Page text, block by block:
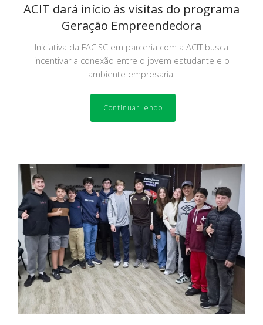
ACIT dará início às visitas do programa
Geração Empreendedora
Iniciativa da FACISC em parceria com a ACIT busca
incentivar a conexão entre o jovem estudante e o
ambiente empresarial
Continuar lendo